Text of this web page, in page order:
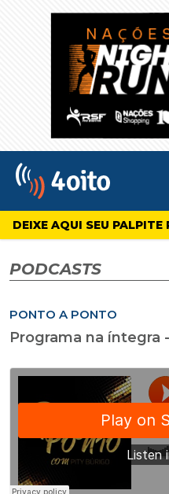
4oito
DEIXE AQUI SEU
PODCASTS
PONTO A PONTO
Programa na íntegra